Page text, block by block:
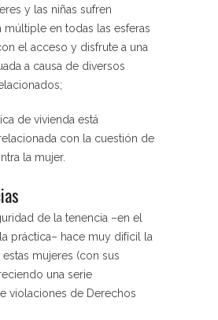
y las niñas sufren
múltiple en todas las esferas
el acceso y disfrute a una
a causa de diversos
de vivienda está
con la cuestión de
la mujer.
de la tenencia –en el
práctica– hace muy difícil la
mujeres (con sus
una serie
violaciones de Derechos